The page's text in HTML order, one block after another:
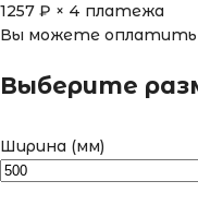
1257 ₽ × 4 платежа
Вы можете оплатить
Выберите
Ширина (мм)